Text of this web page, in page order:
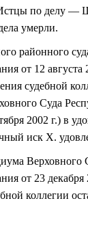
по делу —
умерли.
районного
от 12 августа
судебной
Суда
2002 г.) в
иск Х.
Верховного
от 23 декабря
коллегии